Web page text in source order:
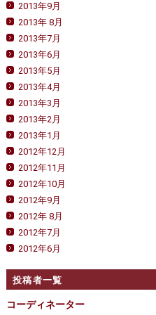
2013年9月
2013年 8月
2013年7月
2013年6月
2013年5月
2013年4月
2013年3月
2013年2月
2013年1月
2012年12月
2012年11月
2012年10月
2012年9月
2012年 8月
2012年7月
2012年6月
投稿者一覧
コーディネーター